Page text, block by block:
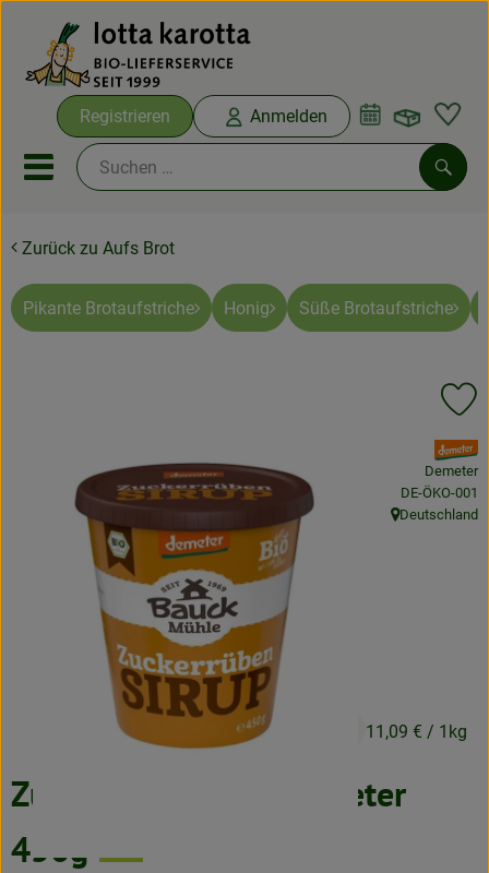
Registrieren Anmelden
Mobiles Menu öffnen oder
Ökokisten
Bio-Kochboxen
Saisonthemen
Neues & Angebote
Obst & Gemüse
Speisekammer
Zurück zu Aufs Brot
Pikante Brotaufstriche Honig Süße Brotaufstriche
Zuckerrübensirup Demeter
450g
4,99 € 11,09 € / 1kg
, Verband:
Demeter
, Kontrollstelle:
DE-ÖKO-001
, Herkunft:
Deutschland